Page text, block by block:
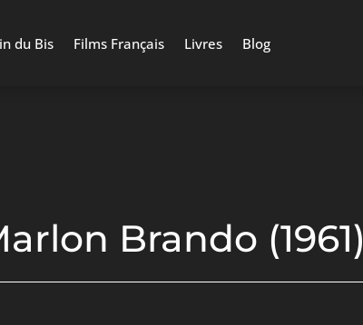
du Bis Films Français Livres Blog
Brando (1961)